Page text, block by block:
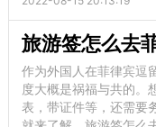
作为外国人在菲律宾逗
度大概是祸福与共的。
表，带证件等，还需要